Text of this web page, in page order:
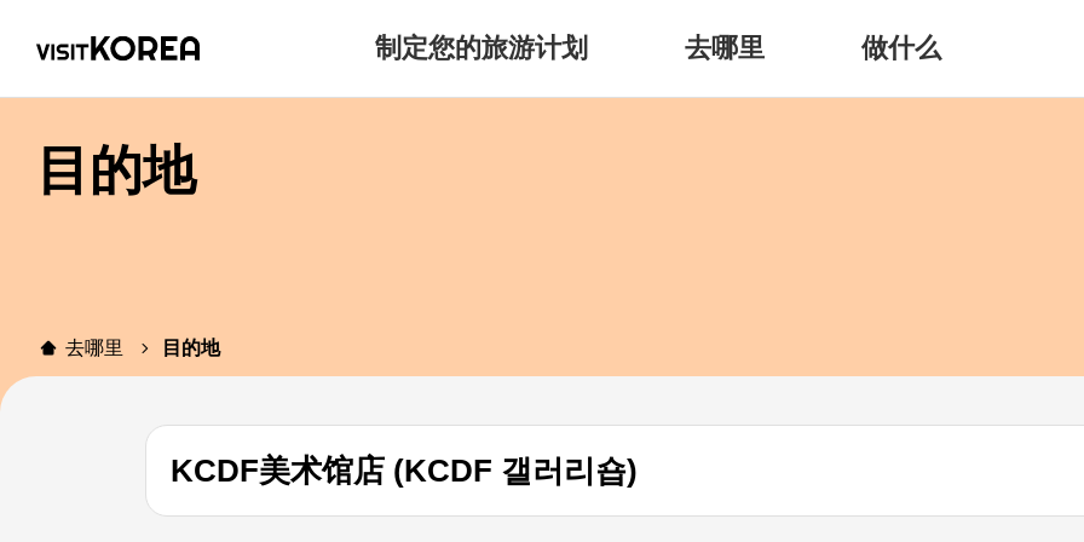
制定您的旅游计划 去哪里 做什么
目的地
去哪里 目的地
KCDF美术馆店 (KCDF 갤러리숍)